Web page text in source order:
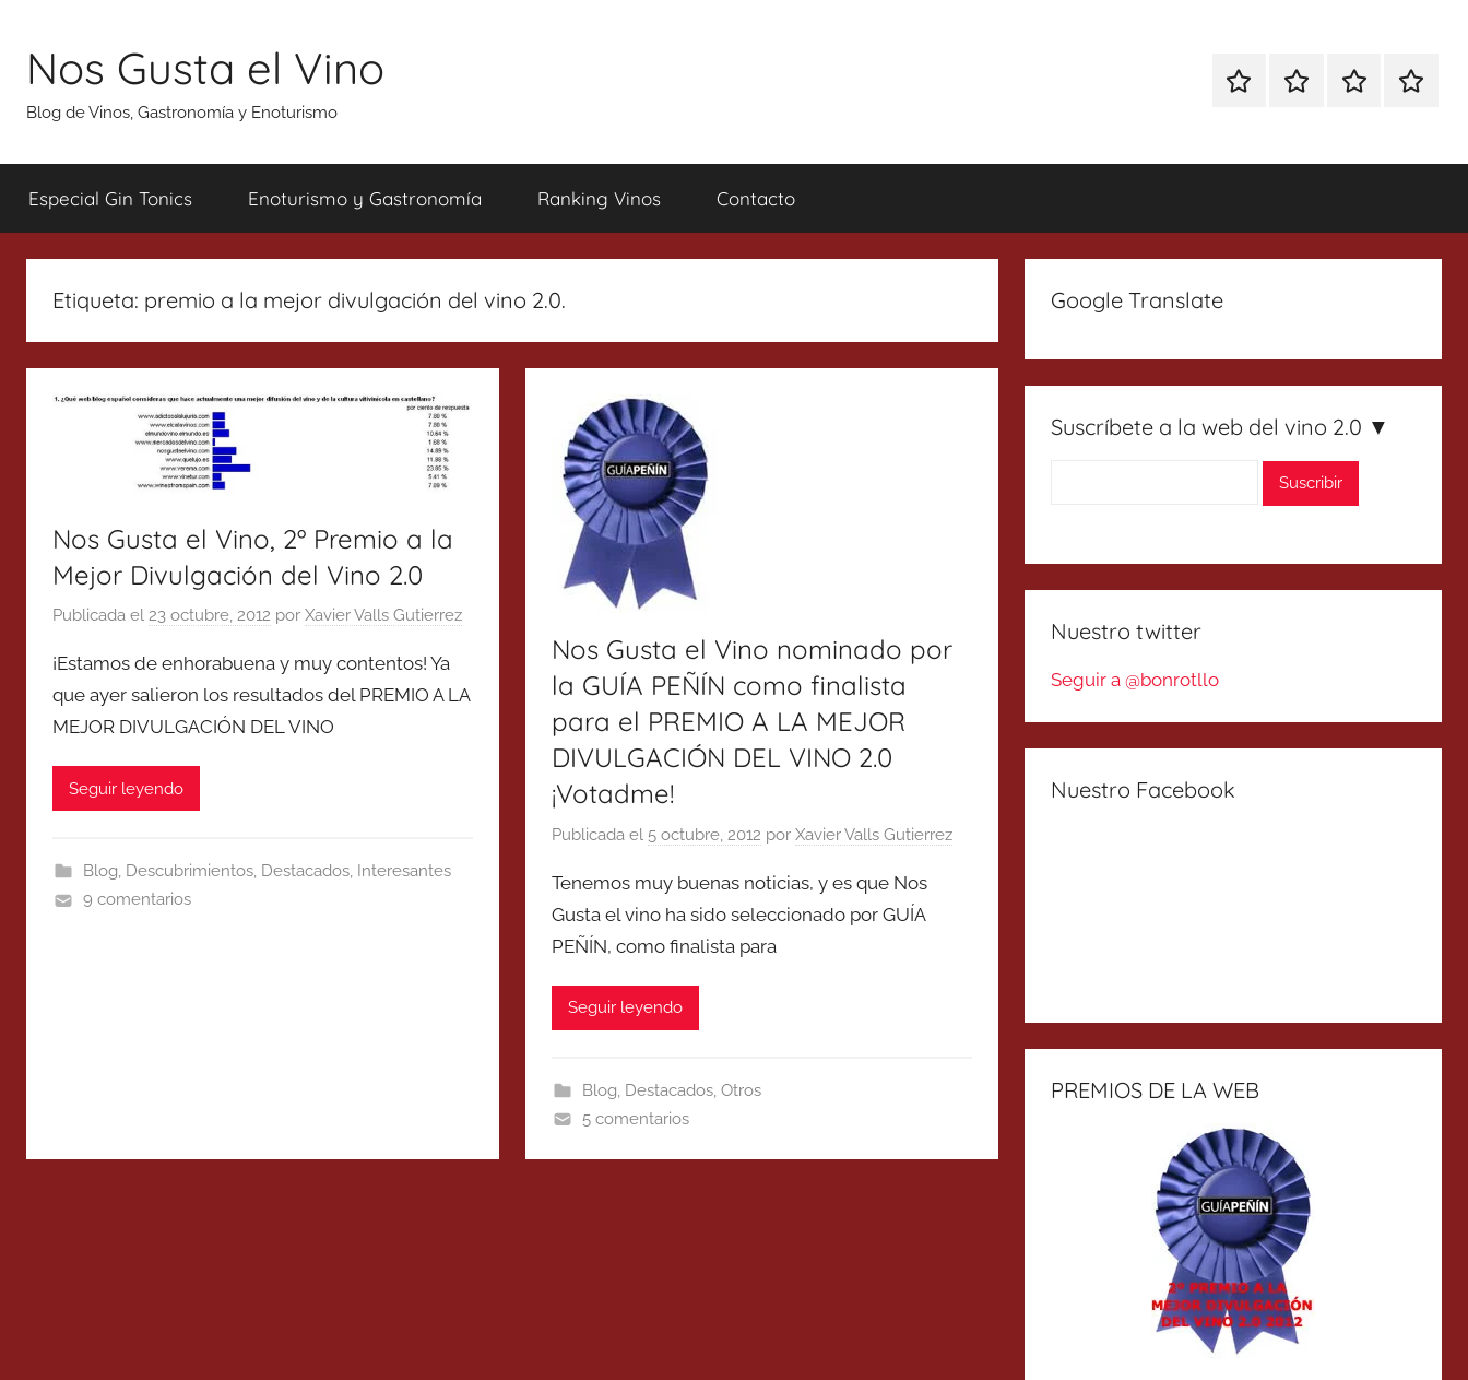
contenido
Nos Gusta el Vino
Blog de Vinos, Gastronomía y Enoturismo
EspecialEnoturismoRanking
Especial Gin Tonics Enoturismo y Gastronomía Ranking Vinos Contacto
Etiqueta: premio a la mejor divulgación del vino 2.0.
Nos Gusta el Vino, 2º Premio a la
Mejor Divulgación del Vino 2.0
Publicada el 23 octubre, 2012 por Xavier Valls Gutierrez
¡Estamos de enhorabuena y muy contentos! Ya
que ayer salieron los resultados del PREMIO A LA
MEJOR DIVULGACIÓN DEL VINO
Seguir leyendo
Blog, Descubrimientos, Destacados, Interesantes
9 comentarios
Nos Gusta el Vino nominado por
la GUÍA PEÑÍN como finalista
para el PREMIO A LA MEJOR
DIVULGACIÓN DEL VINO 2.0
¡Votadme!
Publicada el 5 octubre, 2012 porXavier Valls Gutierrez
Tenemos muy buenas noticias, y es que Nos
Gusta el vino ha sido seleccionado por GUÍA
PEÑÍN, como finalista para
Seguir leyendo
Blog, Destacados, Otros
5 comentarios
Google Translate
Suscríbete a la web del vino 2.0 ▼
Nuestro twitter
Seguir a @bonrotllo
Nuestro Facebook
PREMIOS DE LA WEB